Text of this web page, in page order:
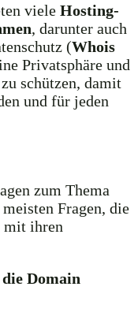
viele Hosting-
, darunter auch
(Whois
Privatsphäre und
schützen, damit
und für jeden
zum Thema
Fragen, die
mit ihren
Domain